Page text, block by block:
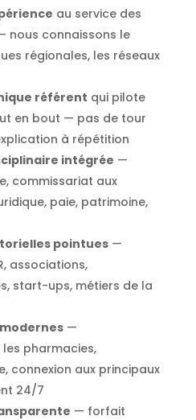
au service des
nous connaissons le
régionales, les réseaux
référent qui pilote
en bout — pas de tour
à répétition
intégrée —
commissariat aux
paie, patrimoine,
pointues—
associations,
start-ups, métiers de la
—
pharmacies,
connexion aux principaux
24/7
— forfait